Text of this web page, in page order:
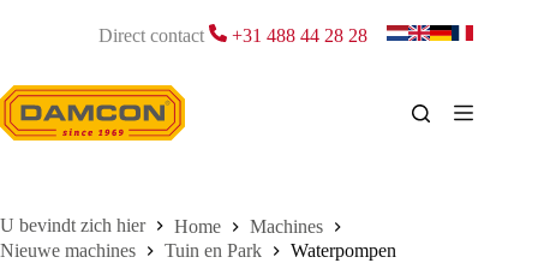
Direct contact +31 488 44 28 28
Home
Machines
Nieuwe machines
Tuin en Park Waterpompen